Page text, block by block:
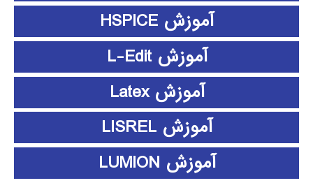
آموزش HSPICE
آموزش L-Edit
آموزش Latex
آموزش LISREL
آموزش LUMION